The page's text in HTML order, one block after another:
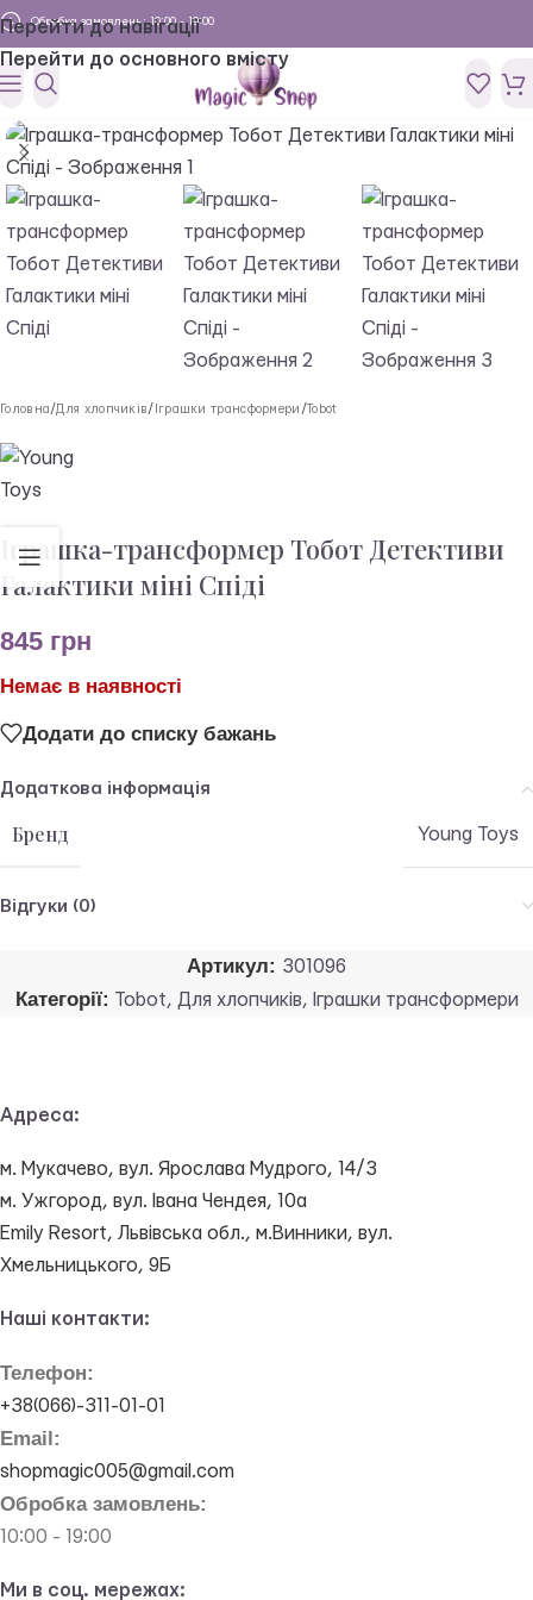
Перейти до навігації
Перейти до основного вмісту
Обробка замовлень: 10:00 - 19:00
Головна /Для хлопчиків / Іграшки трансформери / Tobot
Іграшка-трансформер Тобот Детективи
Галактики міні Спіді
845 грн
Немає в наявності
Додати до списку бажань
Додаткова інформація
Бренд Young Toys
Відгуки (0)
Артикул: 301096
Категорії: Tobot, Для хлопчиків, Іграшки трансформери
Адреса:
м. Мукачево, вул. Ярослава Мудрого, 14/3
м. Ужгород, вул. Івана Чендея, 10а
Emily Resort, Львівська обл., м.Винники, вул.
Хмельницького, 9Б
Наші контакти:
Телефон:
+38(066)-311-01-01
Email:
shopmagic005@gmail.com
Обробка замовлень:
10:00 - 19:00
Ми в соц. мережах: